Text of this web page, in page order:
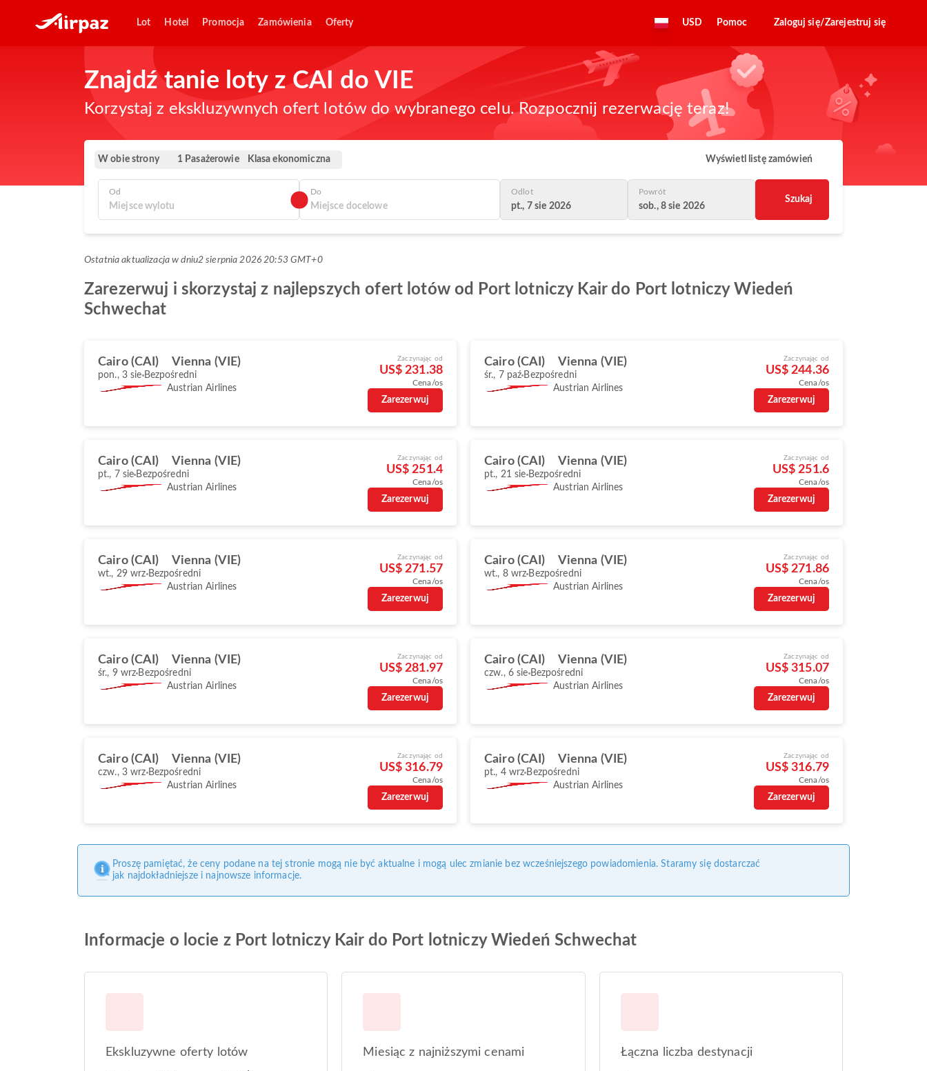
Lot Hotel Promocja Zamówienia Oferty USD Pomoc Zaloguj się/Zarejestruj się
Znajdź tanie loty z CAI do VIE
Korzystaj z ekskluzywnych ofert lotów do wybranego celu. Rozpocznij rezerwację teraz!
W obie strony 1 Pasażerowie Klasa ekonomiczna Wyświetl listę zamówień
Od Do Odlot
pt., 7 sie 2026
Powrót
sob., 8 sie 2026
Szukaj
Ostatnia aktualizacja w dniu2 sierpnia 2026 20:53 GMT+0
Zarezerwuj i skorzystaj z najlepszych ofert lotów od Port lotniczy Kair do Port lotniczy Wiedeń
Schwechat
Cairo (CAI) Vienna (VIE)
pon., 3 sie Bezpośredni
Austrian Airlines
Zaczynając od
US$ 231.38
Cena/os
Zarezerwuj
Cairo (CAI) Vienna (VIE)
śr., 7 paź Bezpośredni
Austrian Airlines
Zaczynając od
US$ 244.36
Cena/os
Zarezerwuj
Cairo (CAI) Vienna (VIE)
pt., 7 sie Bezpośredni
Austrian Airlines
Zaczynając od
US$ 251.4
Cena/os
Zarezerwuj
Cairo (CAI) Vienna (VIE)
pt., 21 sie Bezpośredni
Austrian Airlines
Zaczynając od
US$ 251.6
Cena/os
Zarezerwuj
Cairo (CAI) Vienna (VIE)
wt., 29 wrz Bezpośredni
Austrian Airlines
Zaczynając od
US$ 271.57
Cena/os
Zarezerwuj
Cairo (CAI) Vienna (VIE)
wt., 8 wrz Bezpośredni
Austrian Airlines
Zaczynając od
US$ 271.86
Cena/os
Zarezerwuj
Cairo (CAI) Vienna (VIE)
śr., 9 wrz Bezpośredni
Austrian Airlines
Zaczynając od
US$ 281.97
Cena/os
Zarezerwuj
Cairo (CAI) Vienna (VIE)
czw., 6 sie Bezpośredni
Austrian Airlines
Zaczynając od
US$ 315.07
Cena/os
Zarezerwuj
Cairo (CAI) Vienna (VIE)
czw., 3 wrz Bezpośredni
Austrian Airlines
Zaczynając od
US$ 316.79
Cena/os
Zarezerwuj
Cairo (CAI) Vienna (VIE)
pt., 4 wrz Bezpośredni
Austrian Airlines
Zaczynając od
US$ 316.79
Cena/os
Zarezerwuj
Proszę pamiętać, że ceny podane na tej stronie mogą nie być aktualne i mogą ulec zmianie bez wcześniejszego powiadomienia. Staramy się dostarczać
jak najdokładniejsze i najnowsze informacje.
Informacje o locie z Port lotniczy Kair do Port lotniczy Wiedeń Schwechat
Ekskluzywne oferty lotów Miesiąc z najniższymi cenami Łączna liczba destynacji